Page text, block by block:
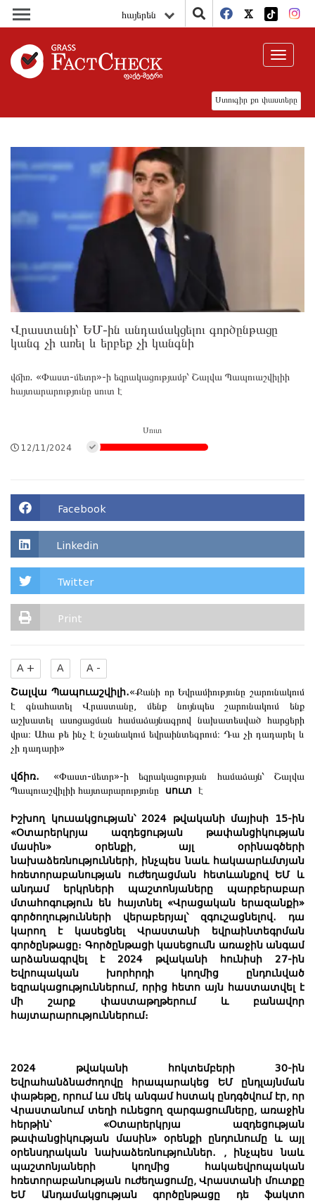
հայերեն
Ստուգիր քո փաստերը
Toggle
Վրաստանի՝ ԵՄ-ին անդամակցելու գործընթացը
կանգ չի առել և երբեք չի կանգնի
վճիռ. «Փաստ-մետր»-ի եզրակացությամբ՝ Շալվա Պապուաշվիլիի
հայտարարությունը սուտ է
12/11/2024
Սուտ
Facebook
Linkedin
Twitter
Print
A + A A -
Շալվա Պապուաշվիլի.«Քանի որ Եվրամիությունը շարունակում
է գնահատել Վրաստանը, մենք նույնպես շարունակում ենք
աշխատել ասոցացման համաձայնագրով նախատեսված հարցերի
վրա։ Ահա թե ինչ է նշանակում եվրաինտեգրում։ Դա չի դադարել և
չի դադարի»
վճիռ.
«Փաստ-մետր»-ի եզրակացության համաձայն՝ Շալվա
Պապուաշվիլիի հայտարարությունը սուտ է
Իշխող կուսակցության՝ 2024 թվականի մայիսի 15-ին
«Օտարերկրյա ազդեցության թափանցիկության
մասին» օրենքի, այլ օրինագծերի
նախաձեռնությունների, ինչպես նաև հակաարևմտյան
հռետորաբանության ուժեղացման հետևանքով ԵՄ և
անդամ երկրների պաշտոնյաները պարբերաբար
մտահոգություն են հայտնել «Վրացական երազանքի»
գործողությունների վերաբերյալ՝ զգուշացնելով. դա
կարող է կասեցնել Վրաստանի եվրաինտեգրման
գործընթացը։ Գործընթացի կասեցումն առաջին անգամ
արձանագրվել է 2024 թվականի հունիսի 27-ին
Եվրոպական խորհրդի կողմից ընդունված
եզրակացություններում, որից հետո այն հաստատվել է
մի շարք փաստաթղթերում և բանավոր
հայտարարություններում։
2024 թվականի հոկտեմբերի 30-ին
Եվրահանձնաժողովը հրապարակեց ԵՄ ընդլայնման
փաթեթը, որում ևս մեկ անգամ հստակ ընդգծվում էր, որ
Վրաստանում տեղի ունեցող զարգացումները, առաջին
հերթին՝ «Օտարերկրյա ազդեցության
թափանցիկության մասին» օրենքի ընդունումը և այլ
օրենսդրական նախաձեռնություններ. , ինչպես նաև
պաշտոնյաների կողմից հակաեվրոպական
հռետորաբանության ուժեղացումը, Վրաստանի մուտքը
ԵՄ Անդամակցության գործընթացը դե ֆակտո